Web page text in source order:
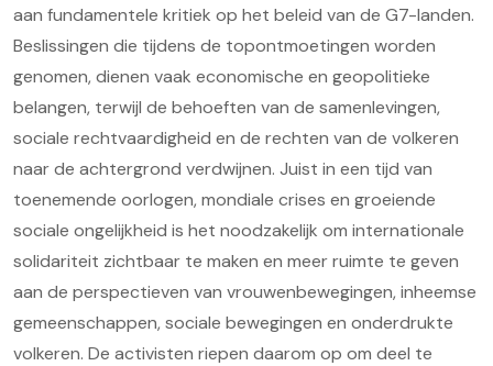
aan fundamentele kritiek op het beleid van de G7-landen.
Beslissingen die tijdens de topontmoetingen worden
genomen, dienen vaak economische en geopolitieke
belangen, terwijl de behoeften van de samenlevingen,
sociale rechtvaardigheid en de rechten van de volkeren
naar de achtergrond verdwijnen. Juist in een tijd van
toenemende oorlogen, mondiale crises en groeiende
sociale ongelijkheid is het noodzakelijk om internationale
solidariteit zichtbaar te maken en meer ruimte te geven
aan de perspectieven van vrouwenbewegingen, inheemse
gemeenschappen, sociale bewegingen en onderdrukte
volkeren. De activisten riepen daarom op om deel te